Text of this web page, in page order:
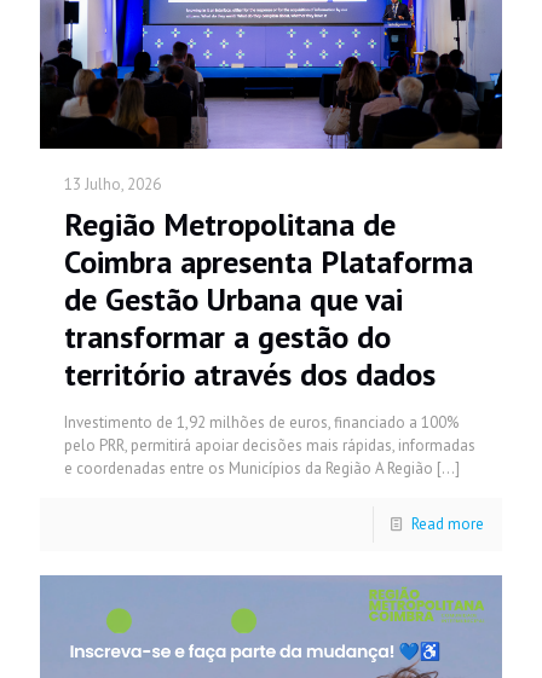
13 Julho, 2026
Região Metropolitana de
Coimbra apresenta Plataforma
de Gestão Urbana que vai
transformar a gestão do
território através dos dados
Investimento de 1,92 milhões de euros, financiado a 100%
pelo PRR, permitirá apoiar decisões mais rápidas, informadas
e coordenadas entre os Municípios da Região A Região […]
Read more